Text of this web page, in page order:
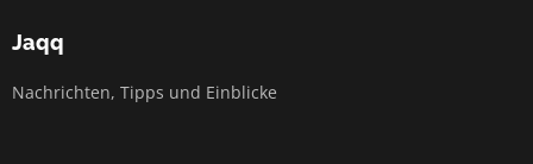
Jaqq
Nachrichten, Tipps und Einblicke